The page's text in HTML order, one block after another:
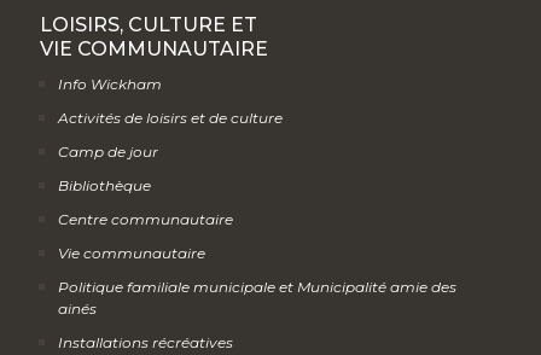
LOISIRS, CULTURE ET
VIE COMMUNAUTAIRE
Info Wickham
Activités de loisirs et de culture
Camp de jour
Bibliothèque
Centre communautaire
Vie communautaire
Politique familiale municipale et Municipalité amie des
ainés
Installations récréatives